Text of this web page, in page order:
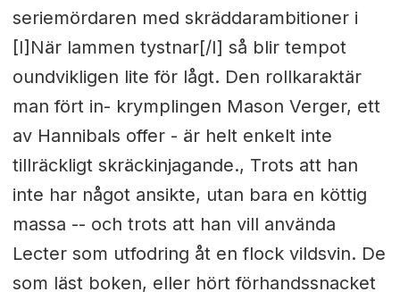
seriemördaren med skräddarambitioner i
[I]När lammen tystnar[/I] så blir tempot
oundvikligen lite för lågt. Den rollkaraktär
man fört in- krymplingen Mason Verger, ett
av Hannibals offer - är helt enkelt inte
tillräckligt skräckinjagande., Trots att han
inte har något ansikte, utan bara en köttig
massa -- och trots att han vill använda
Lecter som utfodring åt en flock vildsvin. De
som läst boken, eller hört förhandssnacket